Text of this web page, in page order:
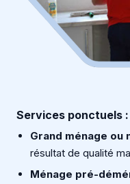
Services ponctuels :
Grand ménage
résultat de qualité
Ménage pré-